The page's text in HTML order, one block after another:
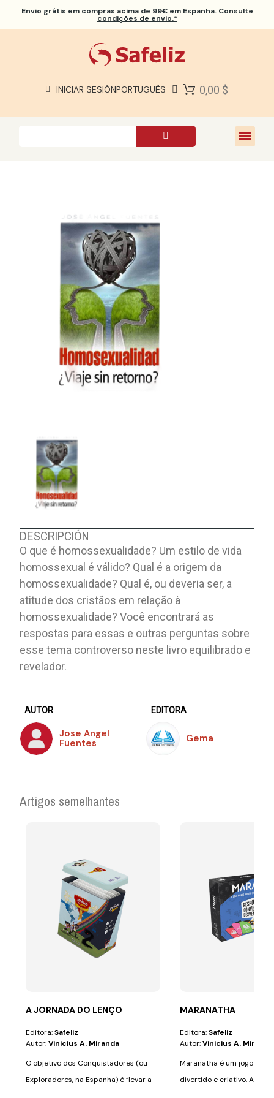
Envio grátis em compras acima de 99€ em Espanha. Consulte
condições de envio.*
INICIAR SESIÓNPORTUGUÊS 0,00 $
SOBRE NÓS
DESCRIPCIÓN
O que é homossexualidade? Um estilo de vida
homossexual é válido? Qual é a origem da
homossexualidade? Qual é, ou deveria ser, a
atitude dos cristãos em relação à
homossexualidade? Você encontrará as
respostas para essas e outras perguntas sobre
esse tema controverso neste livro equilibrado e
revelador.
AUTOR
Jose Angel
Fuentes
EDITORA
Gema
Artigos semelhantes
A JORNADA DO LENÇO
Editora:Safeliz
Autor:Vinicius A. Miranda
O objetivo dos Conquistadores (ou
Exploradores, na Espanha) é “levar a
MARANATHA
Editora:Safeliz
Autor:Vinicius A. Miranda
Maranatha é um jogo de
divertido e criativo. A